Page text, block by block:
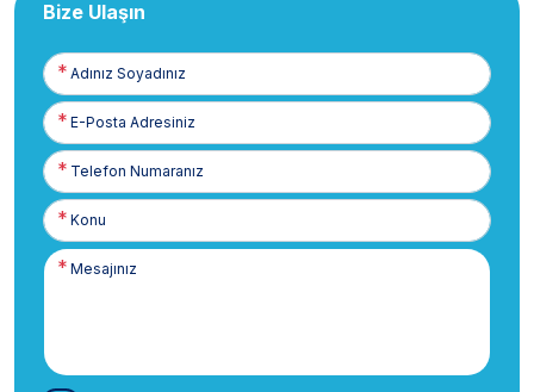
Bize Ulaşın
Adınız
Soyadınız
E-
Posta
Telefon
Numaranız